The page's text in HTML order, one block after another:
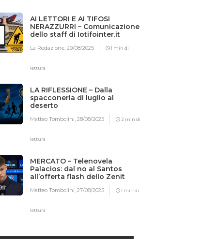
AI LETTORI E AI TIFOSI
NERAZZURRI – Comunicazione
dello staff di Iotifointer.it
La Redazione,29/08/2025 1 min di
lettura
LA RIFLESSIONE – Dalla
spacconeria di luglio al
deserto
Matteo Tombolini,28/08/2025 2 min di
lettura
MERCATO – Telenovela
Palacios: dal no al Santos
all’offerta flash dello Zenit
Matteo Tombolini,27/08/2025 1 min di
lettura